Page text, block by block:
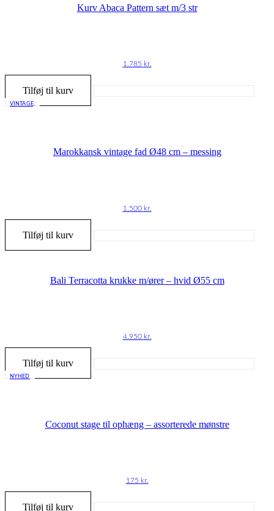
Kurv Abaca Pattern sæt m/3 str
1.785 kr.
Tilføj til kurv
VINTAGE;
Marokkansk vintage fad Ø48 cm – messing
1.500 kr.
Tilføj til kurv
Bali Terracotta krukke m/ører – hvid Ø55 cm
4.950 kr.
Tilføj til kurv
NYHED
Coconut stage til ophæng – assorterede mønstre
175 kr.
Tilføj til kurv